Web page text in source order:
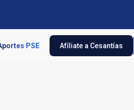
Afíliate a Cesantías
PSE